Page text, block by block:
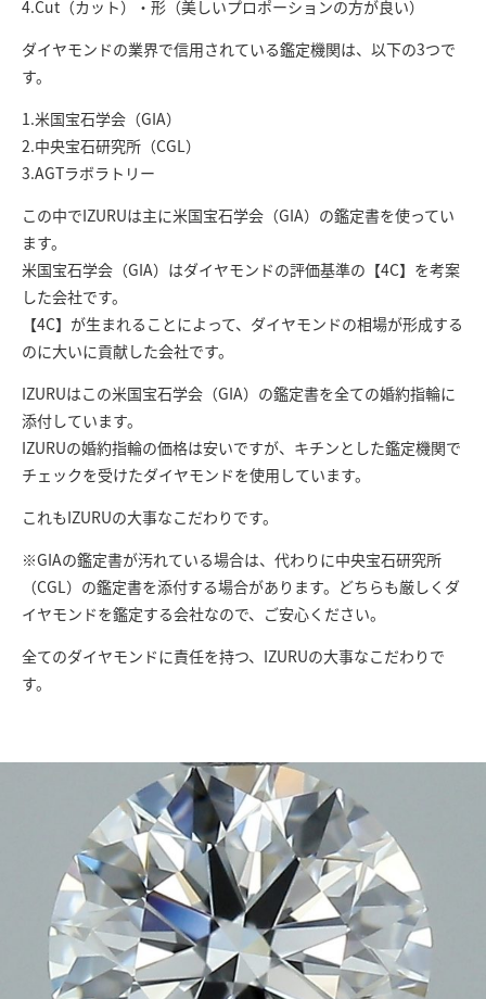
4.Cut（カット）・形（美しいプロポーションの方が良い）
ダイヤモンドの業界で信用されている鑑定機関は、以下の3つで
す。
1.米国宝石学会（GIA）
2.中央宝石研究所（CGL）
3.AGTラボラトリー
この中でIZURUは主に米国宝石学会（GIA）の鑑定書を使ってい
ます。
米国宝石学会（GIA）はダイヤモンドの評価基準の【4C】を考案
した会社です。
【4C】が生まれることによって、ダイヤモンドの相場が形成する
のに大いに貢献した会社です。
IZURUはこの米国宝石学会（GIA）の鑑定書を全ての婚約指輪に
添付しています。
IZURUの婚約指輪の価格は安いですが、キチンとした鑑定機関で
チェックを受けたダイヤモンドを使用しています。
これもIZURUの大事なこだわりです。
※GIAの鑑定書が汚れている場合は、代わりに中央宝石研究所
（CGL）の鑑定書を添付する場合があります。どちらも厳しくダ
イヤモンドを鑑定する会社なので、ご安心ください。
全てのダイヤモンドに責任を持つ、IZURUの大事なこだわりで
す。